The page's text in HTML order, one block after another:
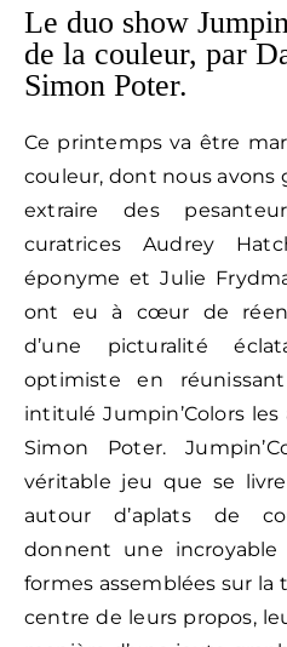
Le duo show
de la couleur, par
Simon Poter.
Ce printemps va être
couleur, dont nous avons
extraire des
curatrices Audrey
éponyme et Julie
ont eu à cœur de
d’une picturalité
optimiste en
intitulé Jumpin’Colors
Simon Poter.
véritable jeu que se
autour d’aplats de
donnent une
formes assemblées sur la
centre de leurs propos,